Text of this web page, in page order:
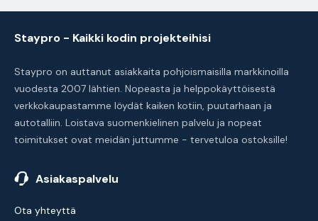
Staypro - Kaikki kodin projekteihisi
Staypro on auttanut asiakkaita pohjoismaisilla markkinoilla
vuodesta 2007 lähtien. Nopeasta ja helppokäyttöisestä
verkkokaupastamme löydät kaiken kotiin, puutarhaan ja
autotalliin. Loistava suomenkielinen palvelu ja nopeat
toimitukset ovat meidän juttumme - tervetuloa ostoksille!
Asiakaspalvelu
Ota yhteyttä